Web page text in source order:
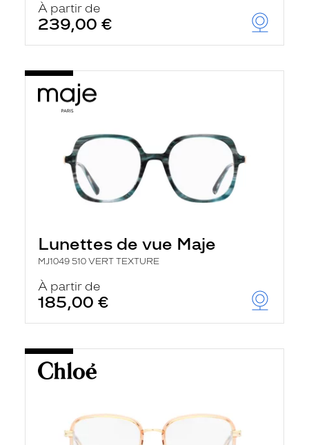
À partir de
239,00 €
Lunettes de vue Maje
MJ1049 510 VERT TEXTURE
À partir de
185,00 €